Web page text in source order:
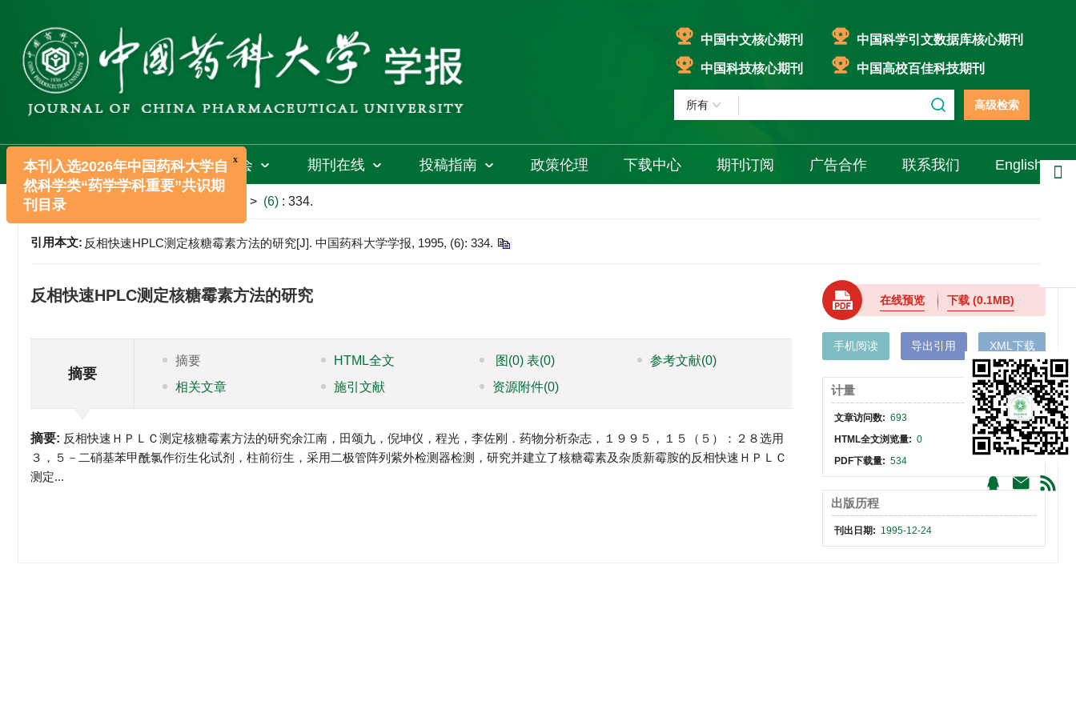
中国中文核心期刊 中国科学引文数据库核心期刊
中国科技核心期刊 中国高校百佳科技期刊
高级检索
首页 期刊介绍 编委会 期刊在线 投稿指南 政策伦理 下载中心 期刊订阅 广告合作 联系我们 English
文章导航 > (6) : 334.
引用本文: 反相快速HPLC测定核糖霉素方法的研究[J]. 中国药科大学学报, 1995, (6): 334.
反相快速HPLC测定核糖霉素方法的研究
摘要
摘要 HTML全文 图 (0)表(0) 参考文献(0)
相关文章
施引文献 资源附件(0)
摘要: 反相快速ＨＰＬＣ测定核糖霉素方法的研究余江南，田颂九，倪坤仪，程光，李佐刚．药物分析杂志，１９９５，１５（５）：２８选用
３，５－二硝基苯甲酰氯作衍生化试剂，柱前衍生，采用二极管阵列紫外检测器检测，研究并建立了核糖霉素及杂质新霉胺的反相快速ＨＰＬＣ
测定...
在线预览 下载(0.1MB)
手机阅读 导出引用 XML下载
计量
文章访问数: 693
HTML全文浏览量: 0
PDF下载量: 534
出版历程
刊出日期: 1995-12-24
分享
x
本刊入选2026年中国药科大学自
然科学类“药学学科重要”共识期
刊目录